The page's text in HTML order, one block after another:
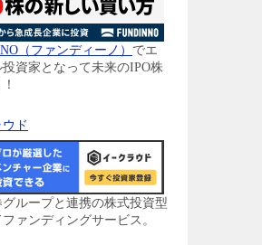
（ファンディーノ） でエ
投資家となって未来のIPO株
ド
グループと連携の株式投資型
ァンディングサービス。